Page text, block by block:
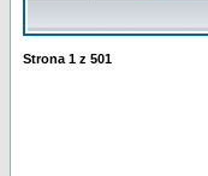
Strona 1 z 501